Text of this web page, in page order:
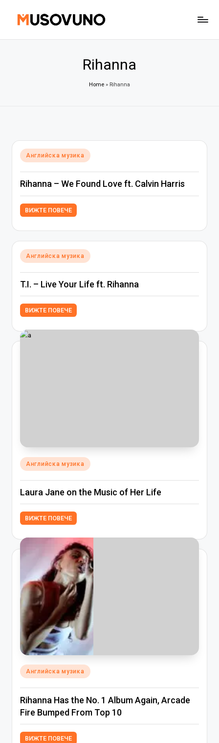
Rihanna
Home » Rihanna
Posted
in
Английска музика
Rihanna – We Found Love ft. Calvin Harris
ВИЖТЕ ПОВЕЧЕ
Posted
in
Английска музика
T.I. – Live Your Life ft. Rihanna
ВИЖТЕ ПОВЕЧЕ
Posted
in
Английска музика
Laura Jane on the Music of Her Life
ВИЖТЕ ПОВЕЧЕ
Posted
in
Английска музика
Rihanna Has the No. 1 Album Again, Arcade
Fire Bumped From Top 10
ВИЖТЕ ПОВЕЧЕ